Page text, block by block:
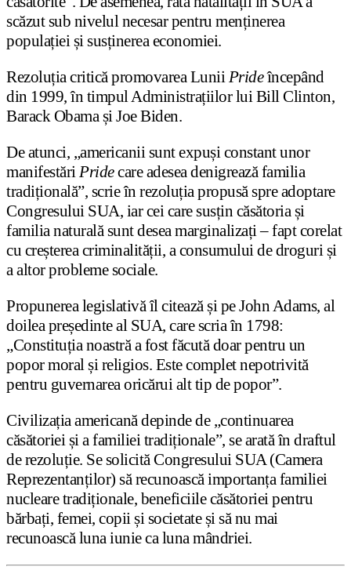
scăzut sub nivelul necesar pentru menținerea
populației și susținerea economiei.
Rezoluția critică promovarea LuniiPrideîncepând
din 1999, în timpul Administrațiilor lui Bill Clinton,
Barack Obama și Joe Biden.
De atunci, „americanii sunt expuși constant unor
manifestăriPridecare adesea denigrează familia
tradițională”, scrie în rezoluția propusă spre adoptare
Congresului SUA, iar cei care susțin căsătoria și
familia naturală sunt desea marginalizați – fapt corelat
cu creșterea criminalității, a consumului de droguri și
a altor probleme sociale.
Propunerea legislativă îl citează și pe John Adams, al
doilea președinte al SUA, care scria în 1798:
„Constituția noastră a fost făcută doar pentru un
popor moral și religios. Este complet nepotrivită
pentru guvernarea oricărui alt tip de popor”.
Civilizația americană depinde de „continuarea
căsătoriei și a familiei tradiționale”, se arată în draftul
de rezoluție. Se solicită Congresului SUA (Camera
Reprezentanților) să recunoască importanța familiei
nucleare tradiționale, beneficiile căsătoriei pentru
bărbați, femei, copii și societate și să nu mai
recunoască luna iunie ca luna mândriei.